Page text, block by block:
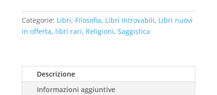
€36,00.€15,00.
Categorie: Libri, Filosofia, Libri Introvabili, Libri nuovi
in offerta, libri rari, Religioni, Saggistica
Descrizione
Informazioni aggiuntive